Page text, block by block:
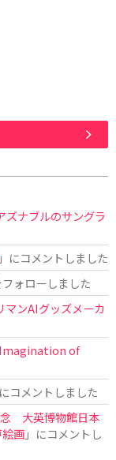
ズナブルのサングラ
」にコメントしました
フォローしました
マンAIグッズメーカ
Imagination of
コメントしました
大英博物館日本
画」にコメントし